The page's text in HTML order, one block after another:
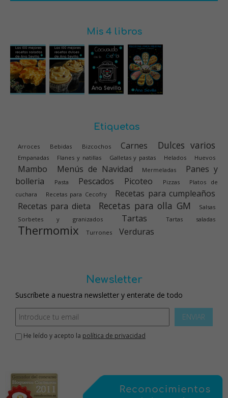
Mis 4 libros
Etiquetas
Arroces Bebidas Bizcochos Carnes Dulces varios
Empanadas Flanes y natillas Galletas y pastas Helados Huevos
Mambo Menús de Navidad Mermeladas
Panes y
bolleria
Pasta Pescados Picoteo Pizzas
Platos de
cuchara
Recetas para Cecofry
Recetas para cumpleaños
Recetas para dieta
Recetas para olla GM
Salsas
Sorbetes y granizados
Tartas Tartas saladas
Thermomix Turrones Verduras
Newsletter
Suscríbete a nuestra newsletter y enterate de todo
ENVIAR
He leído y acepto la política de privacidad